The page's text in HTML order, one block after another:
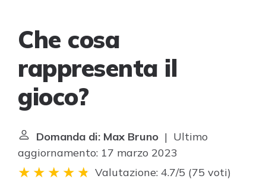
Che cosa
rappresenta il
gioco?
Domanda di: Max Bruno | Ultimo
aggiornamento: 17 marzo 2023
Valutazione: 4.7/5 (75 voti)